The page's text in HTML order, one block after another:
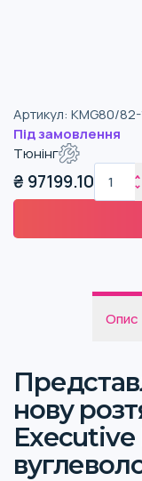
Артикул: KMG80/
Під замовлення
Тюнінг
₴ 97199.10
Опис
нову
Executive